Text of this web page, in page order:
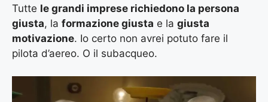
Tutte le grandi imprese richiedono la persona
giusta, la formazione giusta e la giusta
motivazione. Io certo non avrei potuto fare il
pilota d’aereo. O il subacqueo.